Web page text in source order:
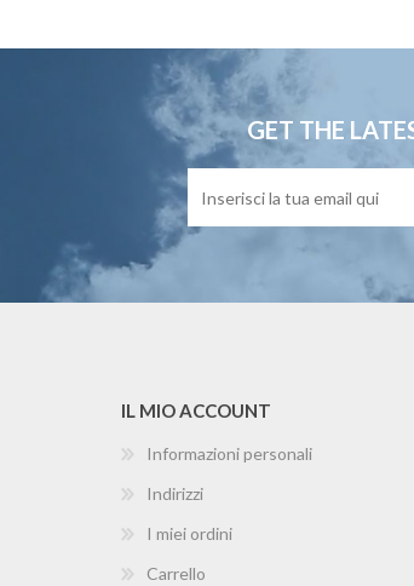
GET THE
IL MIO ACCOUNT
Informazioni personali
Indirizzi
I miei ordini
Carrello